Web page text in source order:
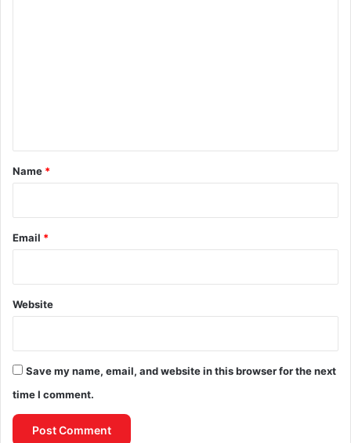
*
Name *
Email *
Website
Save my name, email, and website in this browser for the next
time I comment.